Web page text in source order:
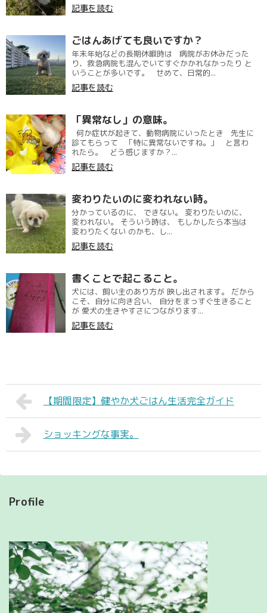
記事を読む
ごはんあげても良いですか？
年末年始などの長期休暇時は 病院がお休みだった
り、救急病院も混んでいてすぐかかれなかったり と
いうことが多いです。 せめて、日常的...
記事を読む
「異常なし」の意味。
何か症状が起きて、動物病院にいったとき 先生に
診てもらって 「特に異常ないですね。」 と言わ
れたら。 どう感じますか？...
記事を読む
変わりたいのに変われない時。
分かっているのに、 できない。 変わりたいのに、
変われない。 そういう時は、 もしかしたら本当は
変わりたくない のかも、し...
記事を読む
書くことで起こること。
犬には、飼い主のあり方が 映し出されます。 だから
こそ、自分に向き合い、 自分をまっすぐ生きること
が 愛犬の生きやすさにつながります...
記事を読む
【期間限定】健やか犬ごはん生活完全ガイド
ショッキングな事実。
Profile